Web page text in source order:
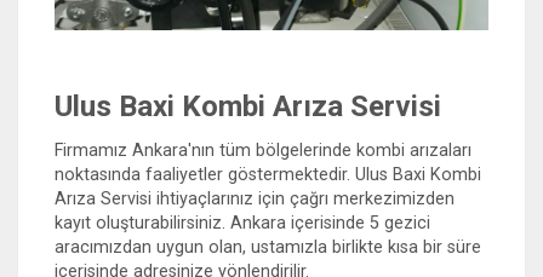
Ulus Baxi Kombi Arıza Servisi
Firmamız Ankara'nın tüm bölgelerinde kombi arızaları
noktasında faaliyetler göstermektedir. Ulus Baxi Kombi
Arıza Servisi ihtiyaçlarınız için çağrı merkezimizden
kayıt oluşturabilirsiniz. Ankara içerisinde 5 gezici
aracımızdan uygun olan, ustamızla birlikte kısa bir süre
içerisinde adresinize yönlendirilir.